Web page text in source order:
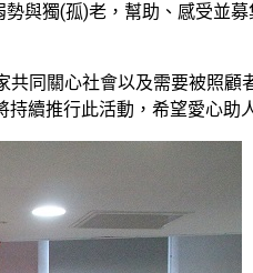
與獨(孤)老，幫助、感受並
同關心社會以及需要被照
續推行此活動，希望愛心助